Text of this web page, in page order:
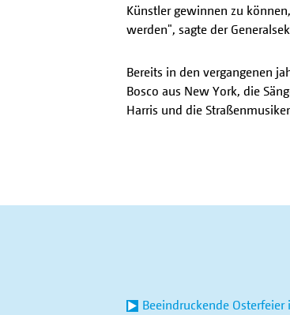
Künstler gewinnen zu
werden", sagte der
Bereits in den vergangenen
Bosco aus New York, die
Harris und die
Beeindruckende